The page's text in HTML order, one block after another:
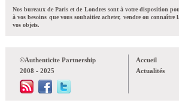
Nos bureaux de Paris et de Londres sont à votre disposition
à vos besoins que vous souhaitiez acheter, vendre ou connaître
vos objets.
©Authenticite Partnership
2008 - 2025
Accueil
Actualités